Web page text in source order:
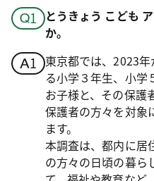
とうきょう こども
か。
東京都では、2023
る小学３年生、小学
お子様と、その保護
保護者の方々を対象
ます。
本調査は、都内に居
の方々の日頃の暮ら